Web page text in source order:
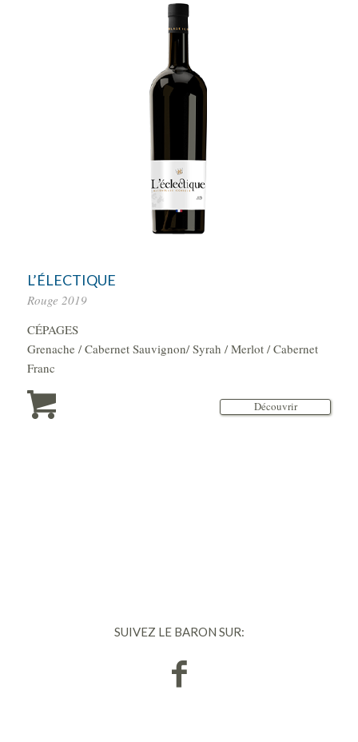
L’ÉLECTIQUE
Rouge 2019
CÉPAGES
Grenache / Cabernet Sauvignon/ Syrah / Merlot / Cabernet
Franc
Découvrir
SUIVEZ LE BARON SUR: